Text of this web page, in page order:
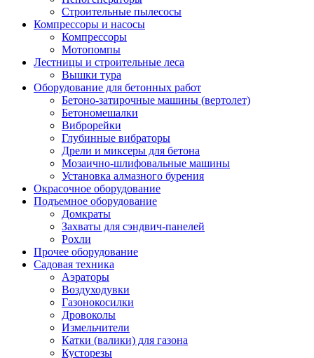
Строительные пылесосы
Компрессоры и насосы
Компрессоры
Мотопомпы
Лестницы и строительные леса
Вышки тура
Оборудование для бетонных работ
Бетоно-затирочные машины (вертолет)
Бетономешалки
Виброрейки
Глубинные вибраторы
Дрели и миксеры для бетона
Мозаично-шлифовальные машины
Установка алмазного бурения
Окрасочное оборудование
Подъемное оборудование
Домкраты
Захваты для сэндвич-панелей
Рохли
Прочее оборудование
Садовая техника
Аэраторы
Воздуходувки
Газонокосилки
Дровоколы
Измельчители
Катки (валики) для газона
Кусторезы